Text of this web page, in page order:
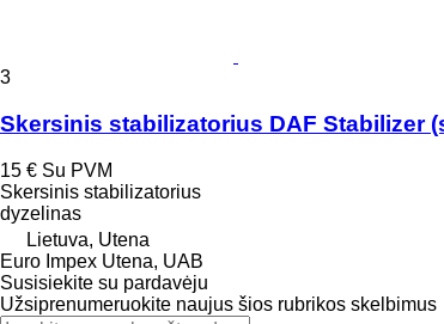
3
Skersinis stabilizatorius DAF Stabilizer
15 € Su PVM
Skersinis stabilizatorius
dyzelinas
Lietuva, Utena
Euro Impex Utena, UAB
Susisiekite su pardavėju
Užsiprenumeruokite naujus šios rubrikos skelbimus